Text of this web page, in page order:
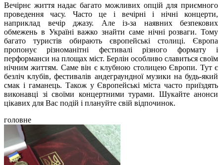
Вечірнє життя надає багато можливих опцій для приємного
проведення часу. Часто це і вечірні і нічні концерти,
наприклад вечір джазу. Але із-за наявних безпекових
обмежень в Україні важко знайти саме нічні розваги. Тому
багато туристів обирають європейські столиці. Європа
пропонує різноманітні фестивалі різного формату і
перформанси на площах міст. Берлін особливо славиться своїм
нічним життям. Саме він є клубною столицею Європи. Тут є
безліч клубів, фестивалів андеграундної музики на будь-який
смак і гаманець. Також у Європейські міста часто приїздять
виконавці зі своїми концертними турами. Шукайте анонси
цікавих для Вас подій і плануйте свій відпочинок.
головне